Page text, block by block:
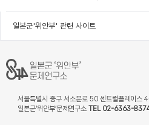
일본군'위안부' 관련 사이트
서울특별시 중구 서소문로 50 센트럴플레이스
일본군‘위안부’문제연구소 TEL 02-6363-